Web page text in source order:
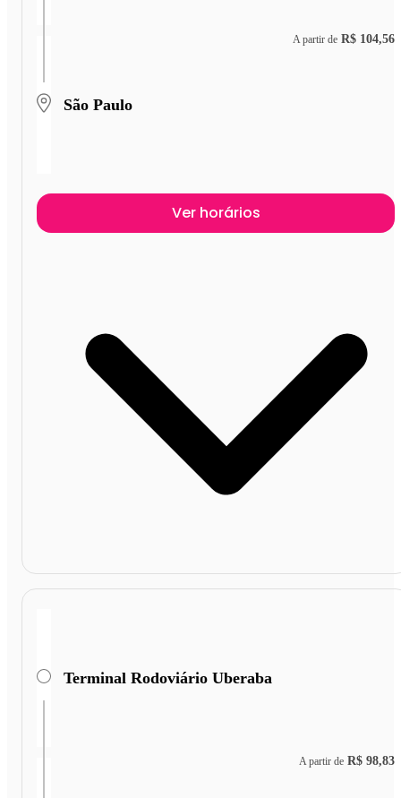
São Paulo
A partir de R$ 104,56
Ver horários
Terminal Rodoviário Uberaba
A partir de R$ 98,83